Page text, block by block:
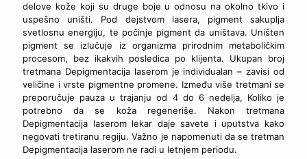
delove kože koji su druge boje u odnosu na okolno tkivo i
uspešno uništi. Pod dejstvom lasera, pigment sakuplja
svetlosnu energiju, te počinje pigment da uništava. Uništen
pigment se izlučuje iz organizma prirodnim metaboličkim
procesom, bez ikakvih posledica po klijenta. Ukupan broj
tretmana Depigmentacija laserom je individualan – zavisi od
veličine i vrste pigmentne promene. Između više tretmani se
preporučuje pauza u trajanju od 4 do 6 nedelja, Koliko je
potrebno da se koža regeneriše. Nakon tretmana
Depigmentacija laserom lekar daje savete i uputstva kako
negovati tretiranu regiju. Važno je napomenuti da se tretman
Depigmentacija laserom ne radi u letnjem periodu.